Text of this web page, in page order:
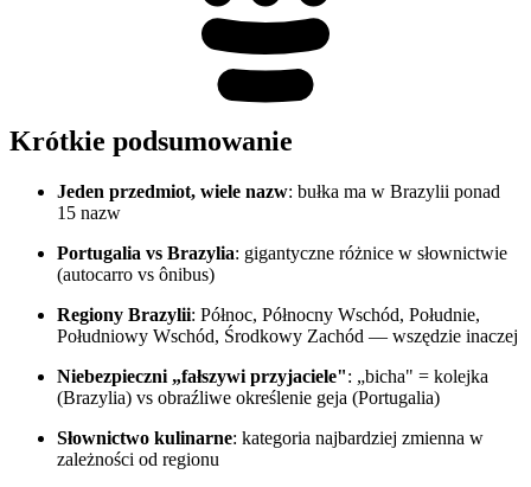
Krótkie podsumowanie
Jeden przedmiot, wiele nazw: bułka ma w Brazylii ponad
15 nazw
Portugalia vs Brazylia: gigantyczne różnice w słownictwie
(autocarro vs ônibus)
Regiony Brazylii: Północ, Północny Wschód, Południe,
Południowy Wschód, Środkowy Zachód — wszędzie inaczej
Niebezpieczni „fałszywi przyjaciele": „bicha" = kolejka
(Brazylia) vs obraźliwe określenie geja (Portugalia)
Słownictwo kulinarne: kategoria najbardziej zmienna w
zależności od regionu